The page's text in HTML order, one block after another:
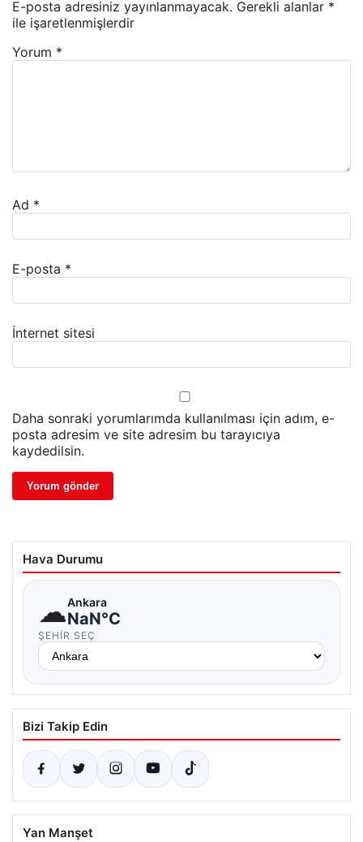
E-posta adresiniz yayınlanmayacak. Gerekli alanlar *
ile işaretlenmişlerdir
Yorum *
Ad *
E-posta *
İnternet sitesi
Daha sonraki yorumlarımda kullanılması için adım, e-
posta adresim ve site adresim bu tarayıcıya
kaydedilsin.
Hava Durumu
☁Ankara
NaN°C
ŞEHIR SEÇ
Bizi Takip Edin
Yan Manşet